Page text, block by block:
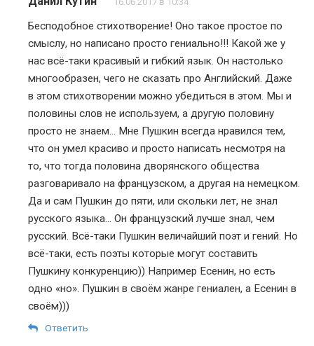
Бесподобное стихотворение! Оно такое простое по
смыслу, но написано просто гениально!!! Какой же у
нас всё-таки красивый и гибкий язык. Он настолько
многообразен, чего не сказать про Английский. Даже
в этом стихотворении можно убедиться в этом. Мы и
половины слов не используем, а другую половину
просто не знаем… Мне Пушкин всегда нравился тем,
что он умел красиво и просто написать несмотря на
то, что тогда половина дворянского общества
разговаривало на французском, а другая на немецком.
Да и сам Пушкин до пяти, или скольки лет, не знал
русского языка… Он французский лучше знал, чем
русский. Всё-таки Пушкин величайший поэт и гений. Но
всё-таки, есть поэты которые могут составить
Пушкину конкуренцию)) Например Есенин, но есть
одно «но». Пушкин в своём жанре гениален, а Есенин в
своём)))
Ответить